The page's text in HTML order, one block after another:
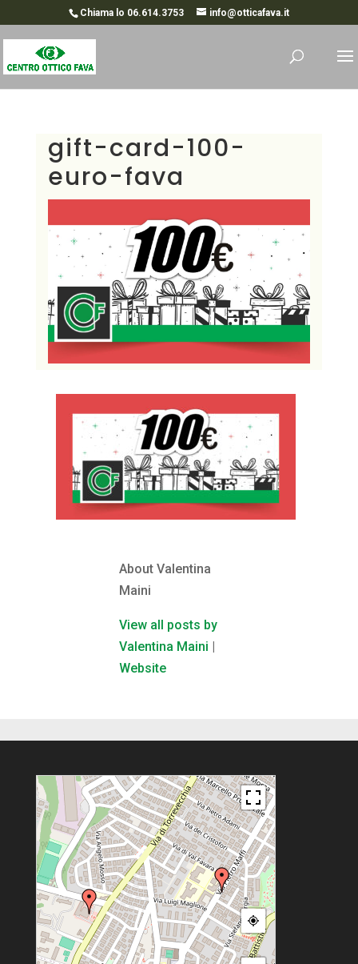
Chiama lo 06.614.3753 info@otticafava.it
gift-card-100-
euro-fava
About Valentina
Maini
View all posts by
Valentina Maini
Website